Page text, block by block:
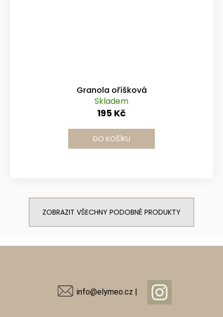
Granola oříšková
Skladem
195 Kč
DO KOŠÍKU
ZOBRAZIT VŠECHNY PODOBNÉ PRODUKTY
info@elymeo.cz |